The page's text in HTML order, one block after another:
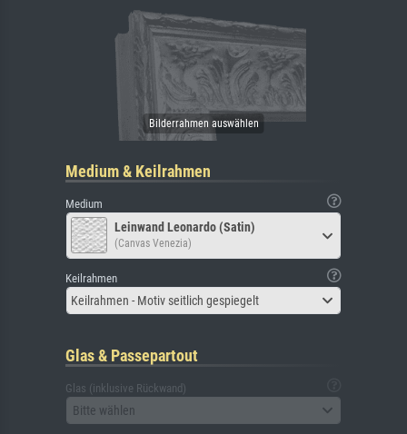
Medium & Keilrahmen
Medium
Leinwand Leonardo (Satin)
(Canvas Venezia)
Keilrahmen
Keilrahmen - Motiv seitlich gespiegelt
Glas & Passepartout
Glas (inklusive Rückwand)
Bitte wählen